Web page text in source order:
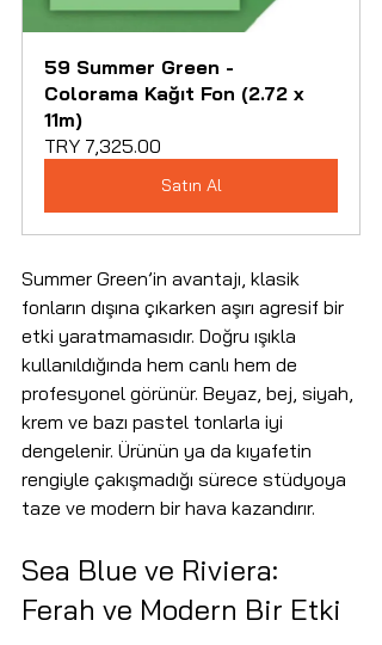
59 Summer Green -
Colorama Kağıt Fon (2.72 x
11m)
TRY 7,325.00
Satın Al
Summer Green’in avantajı, klasik
fonların dışına çıkarken aşırı agresif bir
etki yaratmamasıdır. Doğru ışıkla
kullanıldığında hem canlı hem de
profesyonel görünür. Beyaz, bej, siyah,
krem ve bazı pastel tonlarla iyi
dengelenir. Ürünün ya da kıyafetin
rengiyle çakışmadığı sürece stüdyoya
taze ve modern bir hava kazandırır.
Sea Blue ve Riviera:
Ferah ve Modern Bir Etki